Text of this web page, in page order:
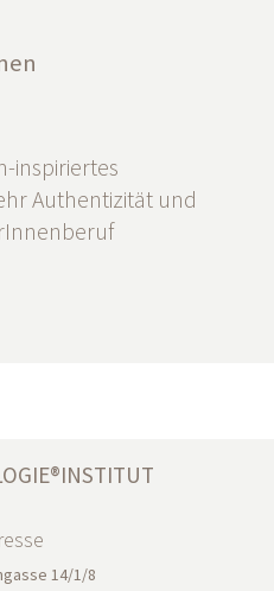
inspiriertes
Authentizität und
14/1/8